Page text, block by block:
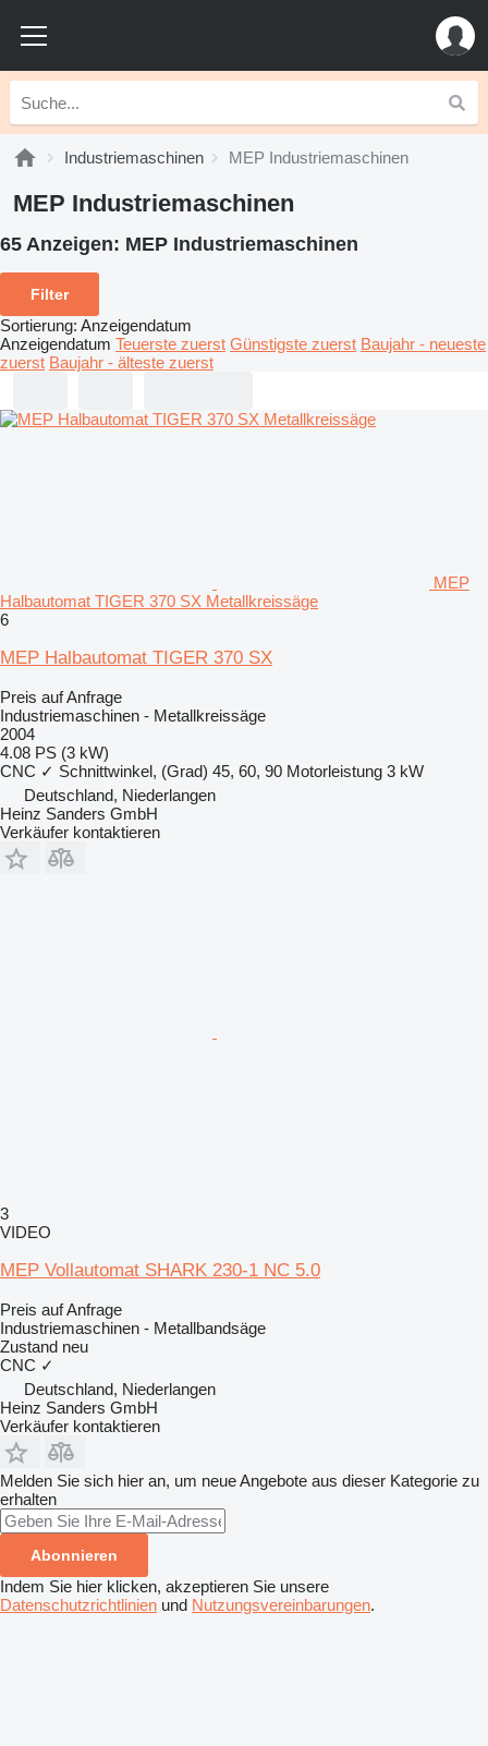
Industriemaschinen MEP Industriemaschinen
MEP Industriemaschinen
65 Anzeigen: MEP Industriemaschinen
Filter
Sortierung: Anzeigendatum
Anzeigendatum Teuerste zuerst Günstigste zuerst Baujahr - neueste
zuerst Baujahr - älteste zuerst
MEP
Halbautomat TIGER 370 SX Metallkreissäge
6
MEP Halbautomat TIGER 370 SX
Preis auf Anfrage
Industriemaschinen - Metallkreissäge
2004
4.08 PS (3 kW)
CNC ✓ Schnittwinkel, (Grad) 45, 60, 90 Motorleistung 3 kW
Deutschland, Niederlangen
Heinz Sanders GmbH
Verkäufer kontaktieren
3
VIDEO
MEP Vollautomat SHARK 230-1 NC 5.0
Preis auf Anfrage
Industriemaschinen - Metallbandsäge
Zustand neu
CNC ✓
Deutschland, Niederlangen
Heinz Sanders GmbH
Verkäufer kontaktieren
Melden Sie sich hier an, um neue Angebote aus dieser Kategorie zu
erhalten
Abonnieren
Indem Sie hier klicken, akzeptieren Sie unsere
Datenschutzrichtlinien und Nutzungsvereinbarungen.